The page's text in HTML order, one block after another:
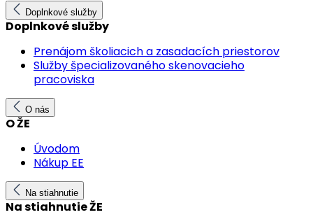
Doplnkové služby
Doplnkové služby
Prenájom školiacich a zasadacích priestorov
Služby špecializovaného skenovacieho
pracoviska
O nás
O ŽE
Úvodom
Nákup EE
Na stiahnutie
Na stiahnutie ŽE